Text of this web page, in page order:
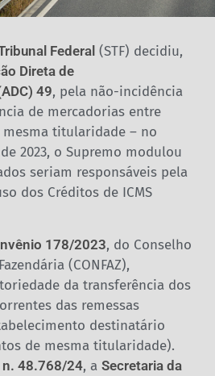
Federal (STF) decidiu,
Direta de
49, pela não-incidência
de mercadorias entre
titularidade – no
2023, o Supremo modulou
seriam responsáveis pela
dos Créditos de ICMS
178/2023, do Conselho
(CONFAZ),
da transferência dos
das remessas
destinatário
de mesma titularidade).
n. 48.768/24, a Secretaria da